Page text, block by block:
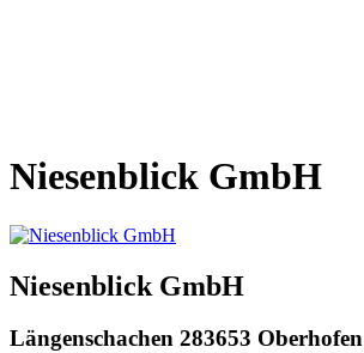
Niesenblick GmbH
Niesenblick GmbH
Längenschachen 283653 Oberhofen